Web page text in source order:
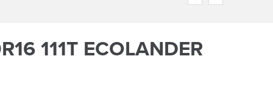
111T ECOLANDER